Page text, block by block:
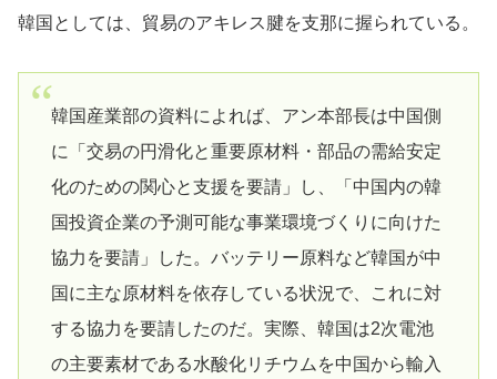
韓国としては、貿易のアキレス腱を支那に握られている。
韓国産業部の資料によれば、アン本部長は中国側
に「交易の円滑化と重要原材料・部品の需給安定
化のための関心と支援を要請」し、「中国内の韓
国投資企業の予測可能な事業環境づくりに向けた
協力を要請」した。バッテリー原料など韓国が中
国に主な原材料を依存している状況で、これに対
する協力を要請したのだ。実際、韓国は2次電池
の主要素材である水酸化リチウムを中国から輸入